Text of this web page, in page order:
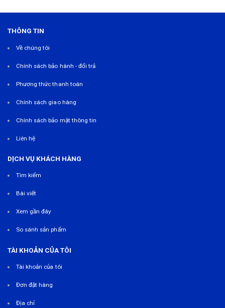
THÔNG TIN
Về chúng tôi
Chính sách bảo hành - đổi trả
Phương thức thanh toán
Chính sách giao hàng
Chính sách bảo mật thông tin
Liên hệ
DỊCH VỤ KHÁCH HÀNG
Tìm kiếm
Bài viết
Xem gần đây
So sánh sản phẩm
TÀI KHOẢN CỦA TÔI
Tài khoản của tôi
Đơn đặt hàng
Địa chỉ